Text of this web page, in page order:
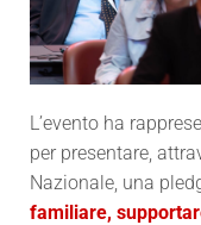
L’evento ha
per presentare,
Nazionale, una
familiare,